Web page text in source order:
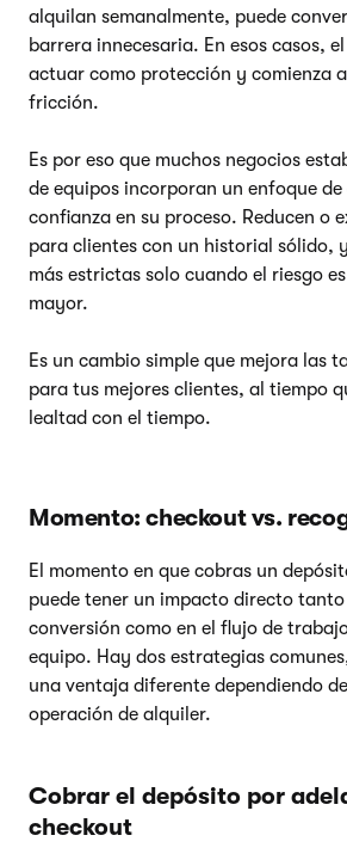
alquilan semanalmente, puede
barrera innecesaria. En esos casos,
actuar como protección y comienza
fricción.
Es por eso que muchos negocios
de equipos incorporan un enfoque
confianza en su proceso. Reducen o
para clientes con un historial sólido,
más estrictas solo cuando el riesgo
mayor.
Es un cambio simple que mejora las
para tus mejores clientes, al tiempo
lealtad con el tiempo.
Momento: checkout vs.
El momento en que cobras un
puede tener un impacto directo
conversión como en el flujo de
equipo. Hay dos estrategias
una ventaja diferente dependiendo
operación de alquiler.
Cobrar el depósito por
checkout